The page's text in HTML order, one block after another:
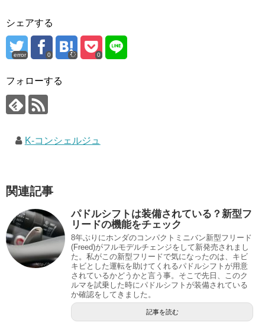
シェアする
error 0 0
フォローする
K-コンシェルジュ
関連記事
パドルシフトは装備されている？新型フ
リードの機能をチェック
8年ぶりにホンダのコンパクトミニバン新型フリード
(Freed)がフルモデルチェンジをして新発売されまし
た。私がこの新型フリードで気になったのは、キビ
キビとした運転を助けてくれるパドルシフトが用意
されているかどうかと言う事。そこで先日、このク
ルマを試乗した時にパドルシフトが装備されている
か確認をしてきました。
記事を読む